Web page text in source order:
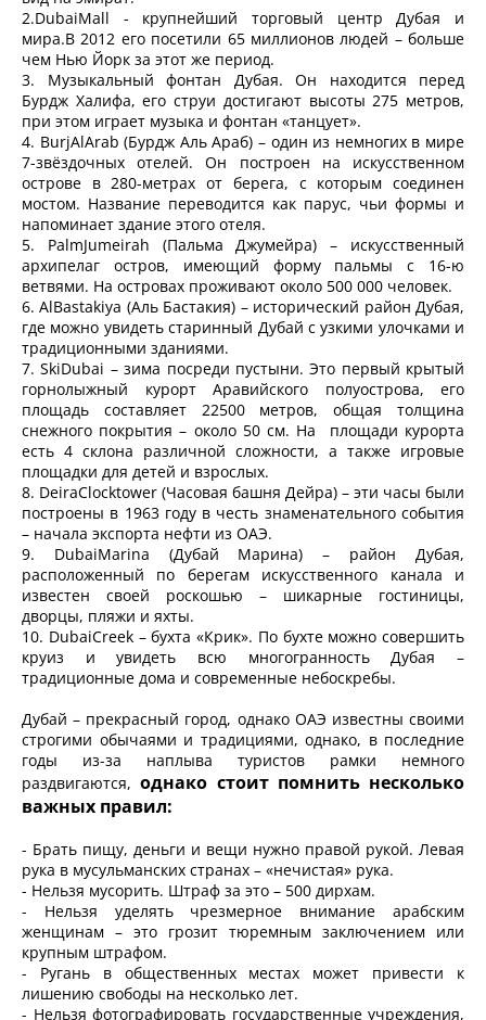
2.DubaiMall - крупнейший торговый центр Дубая и
мира.В 2012 его посетили 65 миллионов людей – больше
чем Нью Йорк за этот же период.
3. Музыкальный фонтан Дубая. Он находится перед
Бурдж Халифа, его струи достигают высоты 275 метров,
при этом играет музыка и фонтан «танцует».
4. BurjAlArab (Бурдж Аль Араб) – один из немногих в мире
7-звёздочных отелей. Он построен на искусственном
острове в 280-метрах от берега, с которым соединен
мостом. Название переводится как парус, чьи формы и
напоминает здание этого отеля.
5. PalmJumeirah (Пальма Джумейра) – искусственный
архипелаг остров, имеющий форму пальмы с 16-ю
ветвями. На островах проживают около 500 000 человек.
6. AlBastakiya (Аль Бастакия) – исторический район Дубая,
где можно увидеть старинный Дубай с узкими улочками и
традиционными зданиями.
7. SkiDubai – зима посреди пустыни. Это первый крытый
горнолыжный курорт Аравийского полуострова, его
площадь составляет 22500 метров, общая толщина
снежного покрытия – около 50 см. На площади курорта
есть 4 склона различной сложности, а также игровые
площадки для детей и взрослых.
8. DeiraClocktower (Часовая башня Дейра) – эти часы были
построены в 1963 году в честь знаменательного события
– начала экспорта нефти из ОАЭ.
9. DubaiMarina (Дубай Марина) – район Дубая,
расположенный по берегам искусственного канала и
известен своей роскошью – шикарные гостиницы,
дворцы, пляжи и яхты.
10. DubaiCreek – бухта «Крик». По бухте можно совершить
круиз и увидеть всю многогранность Дубая –
традиционные дома и современные небоскребы.
Дубай – прекрасный город, однако ОАЭ известны своими
строгими обычаями и традициями, однако, в последние
годы из-за наплыва туристов рамки немного
раздвигаются,однако стоит помнить несколько
важных правил:
- Брать пищу, деньги и вещи нужно правой рукой. Левая
рука в мусульманских странах – «нечистая» рука.
- Нельзя мусорить. Штраф за это – 500 дирхам.
- Нельзя уделять чрезмерное внимание арабским
женщинам – это грозит тюремным заключением или
крупным штрафом.
- Ругань в общественных местах может привести к
лишению свободы на несколько лет.
- Нельзя фотографировать государственные учреждения,